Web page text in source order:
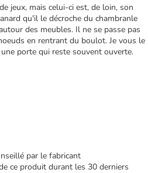
jeux, mais celui-ci est, de loin, son
qu'il le décroche du chambranle
des meubles. Il ne se passe pas
en rentrant du boulot. Je vous le
porte qui reste souvent ouverte.
par le fabricant
ce produit durant les 30 derniers